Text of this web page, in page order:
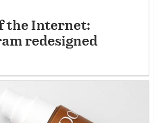
the Internet:
redesigned